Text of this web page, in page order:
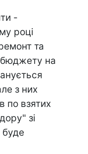
-
році
та
на
з них
по взятих
зі